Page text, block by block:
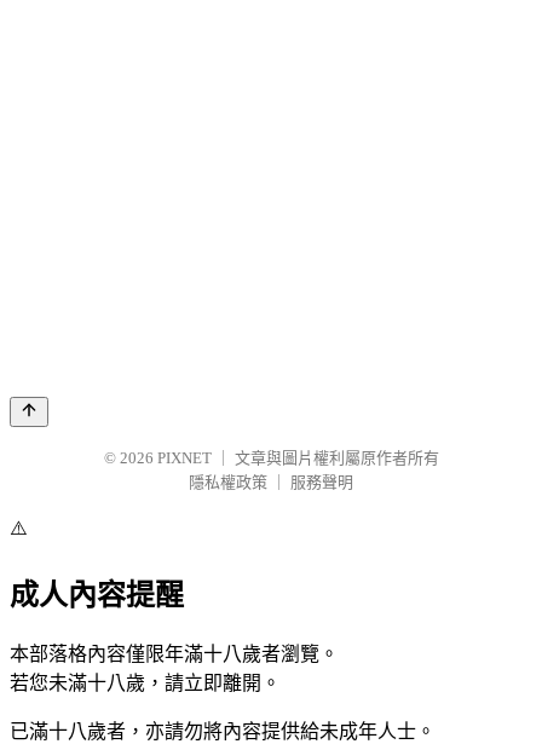
© 2026 PIXNET
文章與圖片權利屬原作者所有
隱私權政策
服務聲明
⚠️
成人內容提醒
本部落格內容僅限年滿十八歲者瀏覽。
若您未滿十八歲，請立即離開。
已滿十八歲者，亦請勿將內容提供給未成年人士。